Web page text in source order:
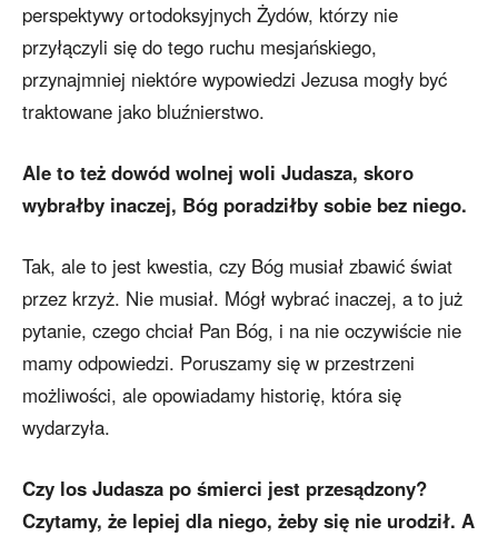
perspektywy ortodoksyjnych Żydów, którzy nie
przyłączyli się do tego ruchu mesjańskiego,
przynajmniej niektóre wypowiedzi Jezusa mogły być
traktowane jako bluźnierstwo.
Ale to też dowód wolnej woli Judasza, skoro
wybrałby inaczej, Bóg poradziłby sobie bez niego.
Tak, ale to jest kwestia, czy Bóg musiał zbawić świat
przez krzyż. Nie musiał. Mógł wybrać inaczej, a to już
pytanie, czego chciał Pan Bóg, i na nie oczywiście nie
mamy odpowiedzi. Poruszamy się w przestrzeni
możliwości, ale opowiadamy historię, która się
wydarzyła.
Czy los Judasza po śmierci jest przesądzony?
Czytamy, że lepiej dla niego, żeby się nie urodził. A